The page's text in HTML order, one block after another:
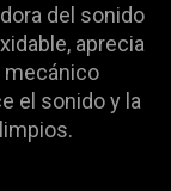
del sonido
aprecia
mecánico
el sonido y la